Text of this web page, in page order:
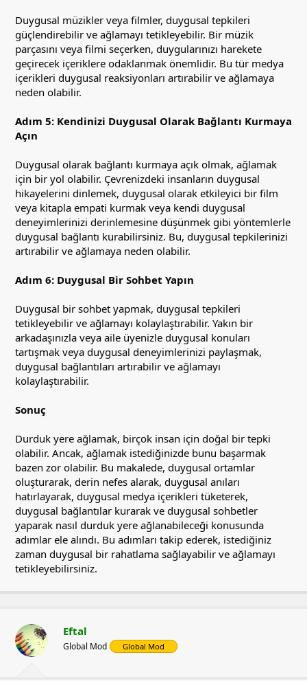
Duygusal müzikler veya filmler, duygusal tepkileri
güçlendirebilir ve ağlamayı tetikleyebilir. Bir müzik
parçasını veya filmi seçerken, duygularınızı harekete
geçirecek içeriklere odaklanmak önemlidir. Bu tür medya
içerikleri duygusal reaksiyonları artırabilir ve ağlamaya
neden olabilir.
Adım 5: Kendinizi Duygusal Olarak Bağlantı Kurmaya
Açın
Duygusal olarak bağlantı kurmaya açık olmak, ağlamak
için bir yol olabilir. Çevrenizdeki insanların duygusal
hikayelerini dinlemek, duygusal olarak etkileyici bir film
veya kitapla empati kurmak veya kendi duygusal
deneyimlerinizi derinlemesine düşünmek gibi yöntemlerle
duygusal bağlantı kurabilirsiniz. Bu, duygusal tepkilerinizi
artırabilir ve ağlamaya neden olabilir.
Adım 6: Duygusal Bir Sohbet Yapın
Duygusal bir sohbet yapmak, duygusal tepkileri
tetikleyebilir ve ağlamayı kolaylaştırabilir. Yakın bir
arkadaşınızla veya aile üyenizle duygusal konuları
tartışmak veya duygusal deneyimlerinizi paylaşmak,
duygusal bağlantıları artırabilir ve ağlamayı
kolaylaştırabilir.
Sonuç
Durduk yere ağlamak, birçok insan için doğal bir tepki
olabilir. Ancak, ağlamak istediğinizde bunu başarmak
bazen zor olabilir. Bu makalede, duygusal ortamlar
oluşturarak, derin nefes alarak, duygusal anıları
hatırlayarak, duygusal medya içerikleri tüketerek,
duygusal bağlantılar kurarak ve duygusal sohbetler
yaparak nasıl durduk yere ağlanabileceği konusunda
adımlar ele alındı. Bu adımları takip ederek, istediğiniz
zaman duygusal bir rahatlama sağlayabilir ve ağlamayı
tetikleyebilirsiniz.
Eftal
Global Mod Global Mod